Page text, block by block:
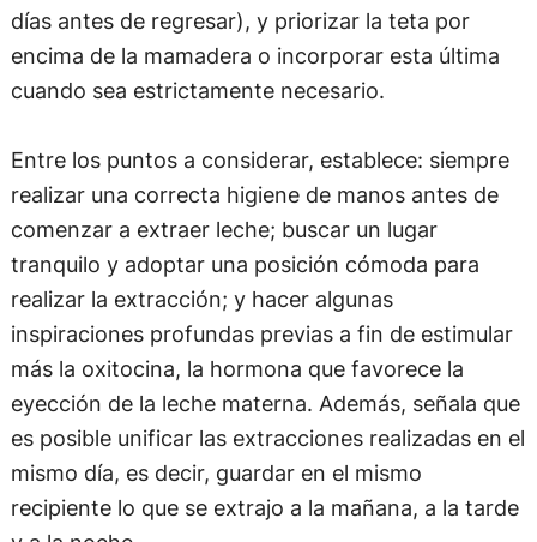
días antes de regresar), y priorizar la teta por
encima de la mamadera o incorporar esta última
cuando sea estrictamente necesario.
Entre los puntos a considerar, establece: siempre
realizar una correcta higiene de manos antes de
comenzar a extraer leche; buscar un lugar
tranquilo y adoptar una posición cómoda para
realizar la extracción; y hacer algunas
inspiraciones profundas previas a fin de estimular
más la oxitocina, la hormona que favorece la
eyección de la leche materna. Además, señala que
es posible unificar las extracciones realizadas en el
mismo día, es decir, guardar en el mismo
recipiente lo que se extrajo a la mañana, a la tarde